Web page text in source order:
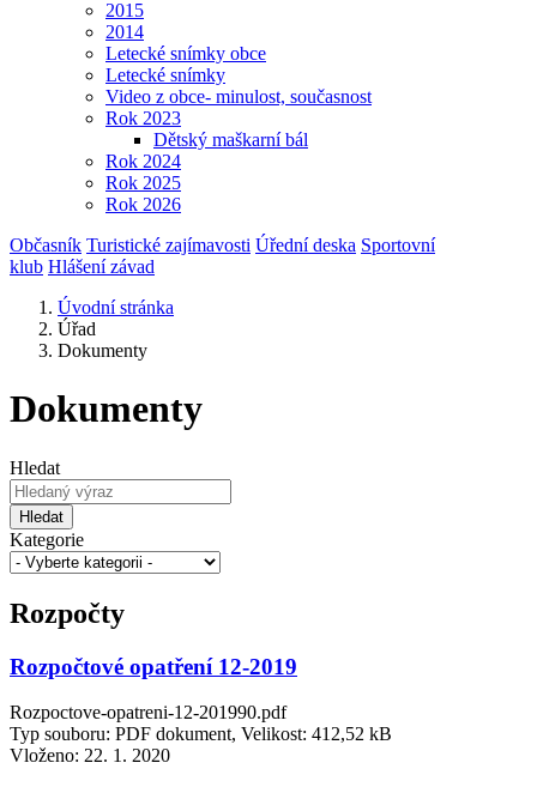
2015
2014
Letecké snímky obce
Letecké snímky
Video z obce- minulost, současnost
Rok 2023
Dětský maškarní bál
Rok 2024
Rok 2025
Rok 2026
Občasník Turistické zajímavosti Úřední deska Sportovní
klub Hlášení závad
Úvodní stránka
Úřad
Dokumenty
Dokumenty
Hledat
Hledat
Kategorie
Rozpočty
Rozpočtové opatření 12-2019
Rozpoctove-opatreni-12-201990.pdf
Typ souboru: PDF dokument, Velikost: 412,52 kB
Vloženo: 22. 1. 2020